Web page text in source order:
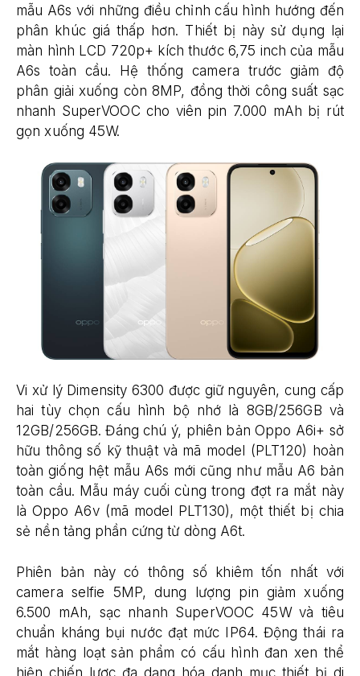
mẫu A6s với những điều chỉnh cấu hình hướng đến
phân khúc giá thấp hơn. Thiết bị này sử dụng lại
màn hình LCD 720p+ kích thước 6,75 inch của mẫu
A6s toàn cầu. Hệ thống camera trước giảm độ
phân giải xuống còn 8MP, đồng thời công suất sạc
nhanh SuperVOOC cho viên pin 7.000 mAh bị rút
gọn xuống 45W.
Vi xử lý Dimensity 6300 được giữ nguyên, cung cấp
hai tùy chọn cấu hình bộ nhớ là 8GB/256GB và
12GB/256GB. Đáng chú ý, phiên bản Oppo A6i+ sở
hữu thông số kỹ thuật và mã model (PLT120) hoàn
toàn giống hệt mẫu A6s mới cũng như mẫu A6 bản
toàn cầu. Mẫu máy cuối cùng trong đợt ra mắt này
là Oppo A6v (mã model PLT130), một thiết bị chia
sẻ nền tảng phần cứng từ dòng A6t.
Phiên bản này có thông số khiêm tốn nhất với
camera selfie 5MP, dung lượng pin giảm xuống
6.500 mAh, sạc nhanh SuperVOOC 45W và tiêu
chuẩn kháng bụi nước đạt mức IP64. Động thái ra
mắt hàng loạt sản phẩm có cấu hình đan xen thể